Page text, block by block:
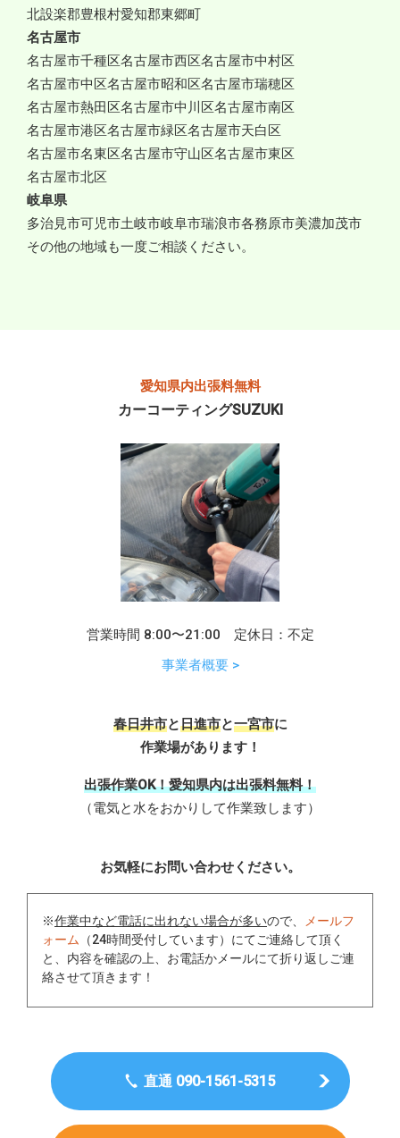
北設楽郡豊根村愛知郡東郷町
名古屋市
名古屋市千種区名古屋市西区名古屋市中村区
名古屋市中区名古屋市昭和区名古屋市瑞穂区
名古屋市熱田区名古屋市中川区名古屋市南区
名古屋市港区名古屋市緑区名古屋市天白区
名古屋市名東区名古屋市守山区名古屋市東区
名古屋市北区
岐阜県
多治見市可児市土岐市岐阜市瑞浪市各務原市美濃加茂市
その他の地域も一度ご相談ください。
愛知県内出張料無料
カーコーティングSUZUKI
営業時間 8:00〜21:00 定休日：不定
事業者概要 >
春日井市と日進市と一宮市に
作業場があります！
出張作業OK！愛知県内は出張料無料！
（電気と水をおかりして作業致します）
お気軽にお問い合わせください。
※作業中など電話に出れない場合が多いので、
メールフ
ォーム
（24時間受付しています）にてご連絡して頂く
と、内容を確認の上、お電話かメールにて折り返しご連
絡させて頂きます！
直通 090-1561-5315